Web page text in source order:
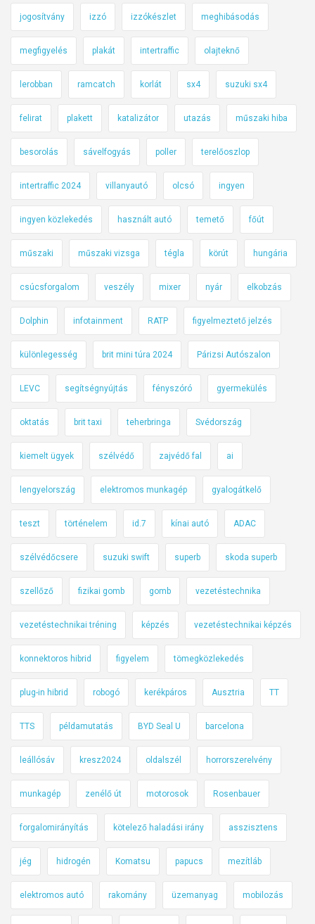
jogosítvány izzó izzókészlet meghibásodás
megfigyelés plakát intertraffic olajteknő
lerobban ramcatch korlát sx4 suzuki sx4
felirat plakett katalizátor utazás műszaki hiba
besorolás sávelfogyás poller terelőoszlop
intertraffic 2024 villanyautó olcsó ingyen
ingyen közlekedés használt autó temető főút
műszaki műszaki vizsga tégla körút hungária
csúcsforgalom veszély mixer nyár elkobzás
Dolphin infotainment RATP figyelmeztető jelzés
különlegesség brit mini túra 2024 Párizsi Autószalon
LEVC segítségnyújtás fényszóró gyermekülés
oktatás brit taxi teherbringa Svédország
kiemelt ügyek szélvédő zajvédő fal ai
lengyelország elektromos munkagép gyalogátkelő
teszt történelem id.7 kínai autó ADAC
szélvédőcsere suzuki swift superb skoda superb
szellőző fizikai gomb gomb vezetéstechnika
vezetéstechnikai tréning képzés vezetéstechnikai képzés
konnektoros hibrid figyelem tömegközlekedés
plug-in hibrid robogó kerékpáros Ausztria TT
TTS példamutatás BYD Seal U barcelona
leállósáv kresz2024 oldalszél horrorszerelvény
munkagép zenélő út motorosok Rosenbauer
forgalomirányítás kötelező haladási irány asszisztens
jég hidrogén Komatsu papucs mezítláb
elektromos autó rakomány üzemanyag mobilozás